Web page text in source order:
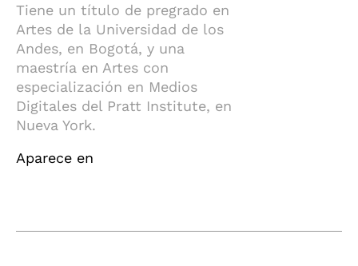
Tiene un título de pregrado en
Artes de la Universidad de los
Andes, en Bogotá, y una
maestría en Artes con
especialización en Medios
Digitales del Pratt Institute, en
Nueva York.
Aparece en